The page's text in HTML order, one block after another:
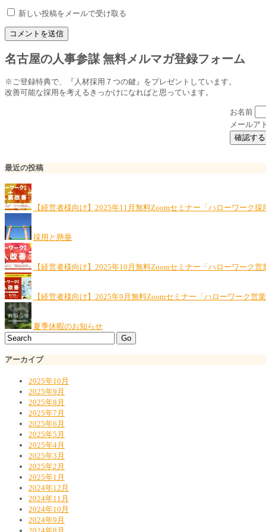
新しい投稿をメールで受け取る
名古屋の人事参謀 無料メルマガ登録フォーム
※ご登録特典で、『人材採用７つの鍵』をプレゼントしています。
改善可能な採用を考えるきっかけになればと思っています。
お名前
メールア
最近の投稿
【経営者様向け】2025年11月無料Zoomセミナー「ハローワーク採
採用と懸垂
【経営者様向け】2025年10月無料Zoomセミナー「ハローワーク営
【経営者様向け】2025年9月無料Zoomセミナー「ハローワーク営業
夏季休暇のお知らせ
アーカイブ
2025年10月
2025年9月
2025年8月
2025年7月
2025年6月
2025年5月
2025年4月
2025年3月
2025年2月
2025年1月
2024年12月
2024年11月
2024年10月
2024年9月